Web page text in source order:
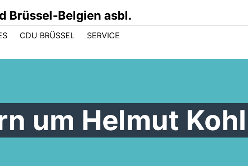
Brüssel-Belgien asbl.
CDU BRÜSSEL SERVICE
um Helmut